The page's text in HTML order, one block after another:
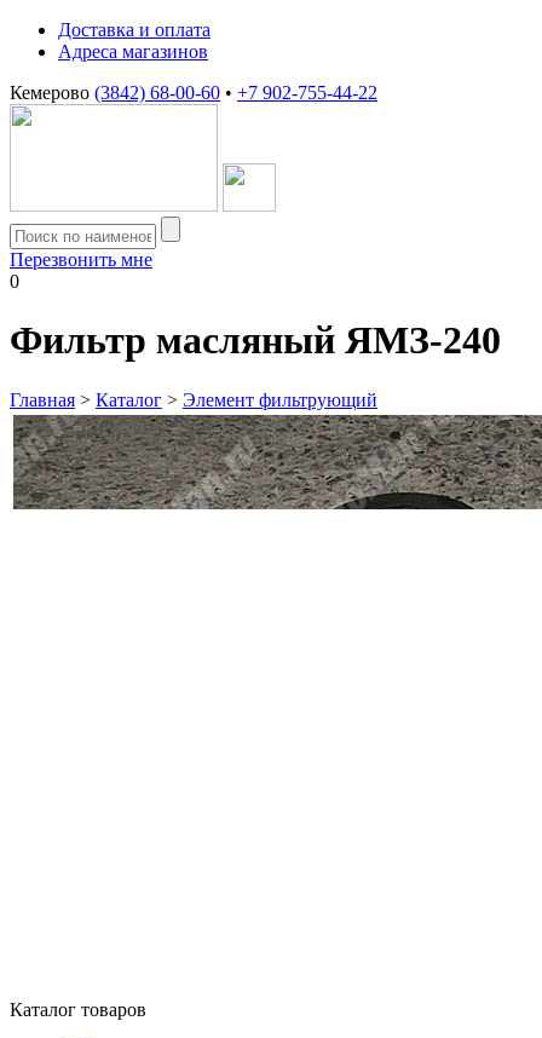
Доставка и оплата
Адреса магазинов
Кемерово (3842) 68-00-60 • +7 902-755-44-22
Перезвонить мне
0
Фильтр масляный ЯМЗ-240
Главная > Каталог > Элемент фильтрующий
Каталог товаров